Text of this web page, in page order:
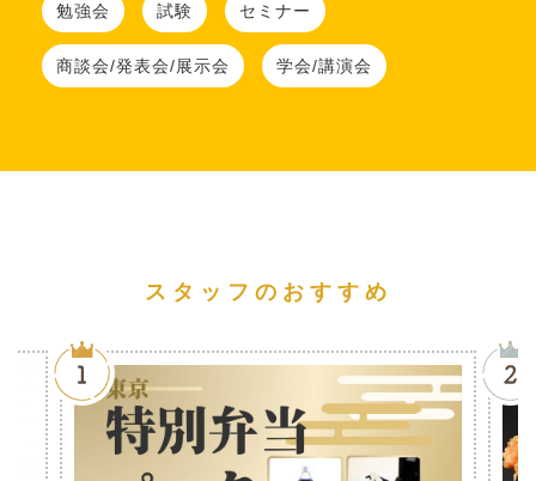
勉強会 試験 セミナー
商談会/発表会/展示会 学会/講演会
スタッフのおすすめ